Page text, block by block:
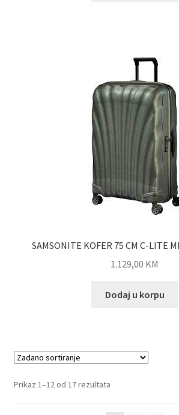
SAMSONITE KOFER 75 CM C-LITE
1.129,00 KM
Dodaj u korpu
Prikaz 1–12 od 17 rezultata